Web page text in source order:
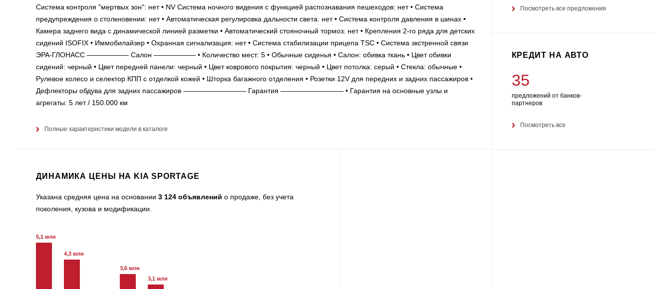
Система контроля "мертвых зон": нет • NV Система ночного видения с функцией распознавания пешеходов: нет • Система
предупреждения о столкновении: нет • Автоматическая регулировка дальности света: нет • Система контроля давления в шинах •
Камера заднего вида с динамической линией разметки • Автоматический стояночный тормоз: нет • Крепления 2-го ряда для детских
сидений ISOFIX • Иммобилайзер • Охранная сигнализация: нет • Система стабилизации прицепа TSC • Система экстренной связи
ЭРА-ГЛОНАСС —————— Салон —————— • Количество мест: 5 • Обычные сиденья • Салон: обивка ткань • Цвет обивки
сидений: черный • Цвет передней панели: черный • Цвет коврового покрытия: черный • Цвет потолка: серый • Стекла: обычные •
Рулевое колесо и селектор КПП с отделкой кожей • Шторка багажного отделения • Розетки 12V для передних и задних пассажиров •
Дефлекторы обдува для задних пассажиров ————————— Гарантия ————————— • Гарантия на основные узлы и
агрегаты: 5 лет / 150.000 км
Полные характеристики модели в каталоге
ДИНАМИКА ЦЕНЫ НА KIA SPORTAGE
Указана средняя цена на основании 3 124 объявлений о продаже, без учета
поколения, кузова и модификации.
5,1 млн
4,3 млн
3,6 млн
3,1 млн
Посмотреть все предложения
КРЕДИТ НА АВТО
35
предложений от банков-
партнеров
Посмотреть все